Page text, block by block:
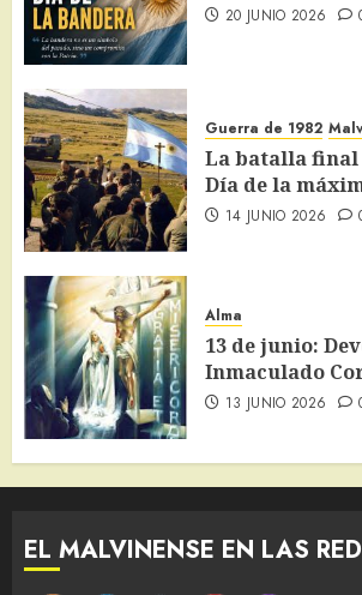
20 JUNIO 2026
Guerra de 1982
La batalla final
Día de la
14 JUNIO 2026
Alma
13 de junio:
Inmaculado
13 JUNIO 2026
EL MALVINENSE EN LAS